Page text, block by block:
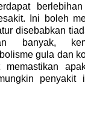
Ini boleh
disebabkan
banyak,
gula dan
penyakit